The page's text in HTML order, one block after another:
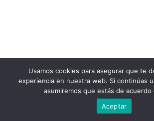
Breufustes 2022 Aviso
Usamos cookies para asegurar que te
experiencia en nuestra web. Si continúas
asumiremos que estás de acuerdo
Aceptar